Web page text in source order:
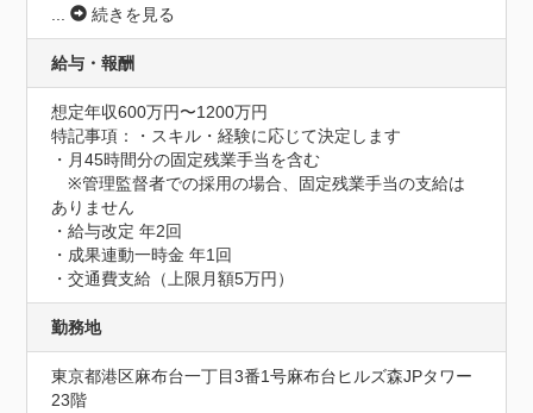
...
続きを見る
給与・報酬
想定年収600万円〜1200万円
特記事項：・スキル・経験に応じて決定します
・月45時間分の固定残業手当を含む
※管理監督者での採用の場合、固定残業手当の支給は
ありません
・給与改定 年2回
・成果連動一時金 年1回
・交通費支給（上限月額5万円）
勤務地
東京都港区麻布台一丁目3番1号麻布台ヒルズ森JPタワー
23階